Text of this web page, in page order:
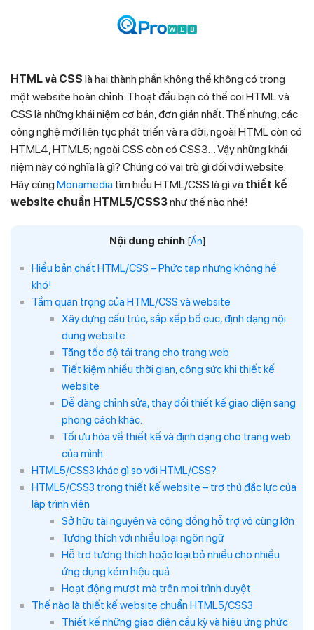
HTML và CSS là hai thành phần không thể không có trong
một website hoàn chỉnh. Thoạt đầu bạn có thể coi HTML và
CSS là những khái niệm cơ bản, đơn giản nhất. Thế nhưng, các
công nghệ mới liên tục phát triển và ra đời, ngoài HTML còn có
HTML4, HTML5; ngoài CSS còn có CSS3… Vậy những khái
niệm này có nghĩa là gì? Chúng có vai trò gì đối với website.
Hãy cùng Monamedia tìm hiểu HTML/CSS là gì và thiết kế
website chuẩn HTML5/CSS3như thế nào nhé!
Nội dung chính [Ẩn]
Hiểu bản chất HTML/CSS – Phức tạp nhưng không hề
khó!
Tầm quan trọng của HTML/CSS và website
Xây dựng cấu trúc, sắp xếp bố cục, định dạng nội
dung website
Tăng tốc độ tải trang cho trang web
Tiết kiệm nhiều thời gian, công sức khi thiết kế
website
Dễ dàng chỉnh sửa, thay đổi thiết kế giao diện sang
phong cách khác.
Tối ưu hóa về thiết kế và định dạng cho trang web
của mình.
HTML5/CSS3 khác gì so với HTML/CSS?
HTML5/CSS3 trong thiết kế website – trợ thủ đắc lực của
lập trình viên
Sở hữu tài nguyên và cộng đồng hỗ trợ vô cùng lớn
Tương thích với nhiều loại ngôn ngữ
Hỗ trợ tương thích hoặc loại bỏ nhiều cho nhiều
ứng dụng kém hiệu quả
Hoạt động mượt mà trên mọi trình duyệt
Thế nào là thiết kế website chuẩn HTML5/CSS3
Thiết kế những giao diện cầu kỳ và hiệu ứng phức